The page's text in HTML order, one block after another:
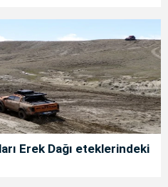
Erek Dağı eteklerindeki